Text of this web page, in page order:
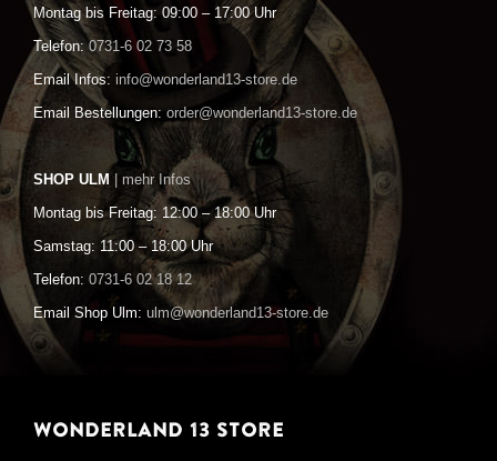
Montag bis Freitag: 09:00 – 17:00 Uhr
Telefon: 0731-6 02 73 58
Email Infos: info@wonderland13-store.de
Email Bestellungen: order@wonderland13-store.de
SHOP ULM | mehr Infos
Montag bis Freitag: 12:00 – 18:00 Uhr
Samstag: 11:00 – 18:00 Uhr
Telefon: 0731-6 02 18 12
Email Shop Ulm: ulm@wonderland13-store.de
WONDERLAND 13 STORE